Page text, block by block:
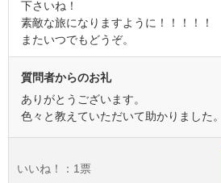
下さいね！
素敵な旅になりますように！！！！！
またいつでもどうぞ。
質問者からのお礼
ありがとうございます。
色々と教えていただいて助かりました。
いいね！： 1 票